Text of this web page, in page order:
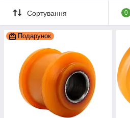
Сортування 0
Подарунок